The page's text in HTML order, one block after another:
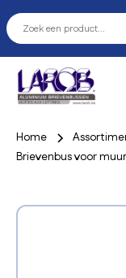
Home
Brievenbus voor